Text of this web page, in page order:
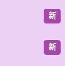
新
新